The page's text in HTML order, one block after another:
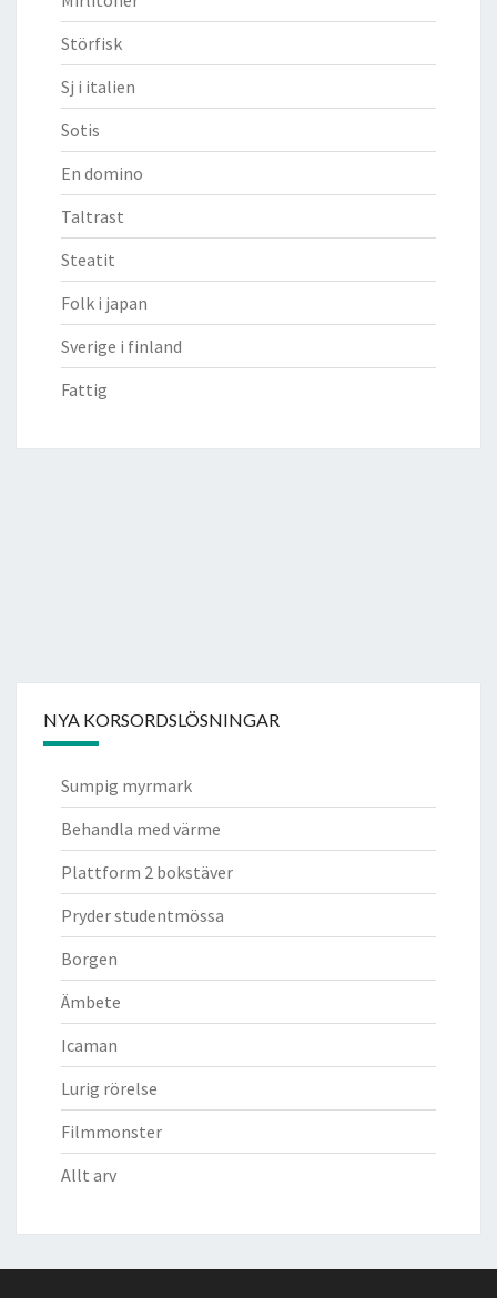
Störfisk
Sj i italien
Sotis
En domino
Taltrast
Steatit
Folk i japan
Sverige i finland
Fattig
NYA KORSORDSLÖSNINGAR
Sumpig myrmark
Behandla med värme
Plattform 2 bokstäver
Pryder studentmössa
Borgen
Ämbete
Icaman
Lurig rörelse
Filmmonster
Allt arv